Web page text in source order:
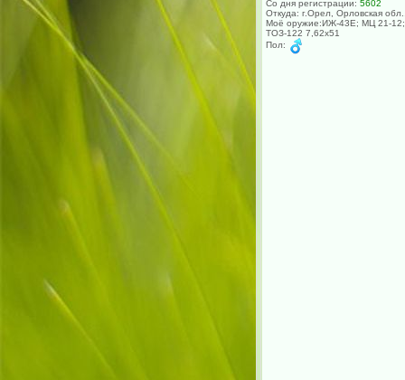
Со дня регистрации: 5602
Откуда: г.Орел, Орловская
Моё оружие:ИЖ-43Е; МЦ 21-12;
ТОЗ-122 7,62х51
Пол: